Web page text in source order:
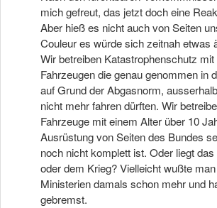
mich gefreut, das jetzt doch eine
Aber hieß es nicht auch von Seiten
Couleur es würde sich zeitnah etwas
Wir betreiben Katastrophenschutz
Fahrzeugen die genau genommen in
auf Grund der Abgasnorm,
nicht mehr fahren dürften. Wir
Fahrzeuge mit einem Alter über 10
Ausrüstung von Seiten des Bundes
noch nicht komplett ist. Oder liegt
oder dem Krieg? Vielleicht wußte
Ministerien damals schon mehr und
gebremst.